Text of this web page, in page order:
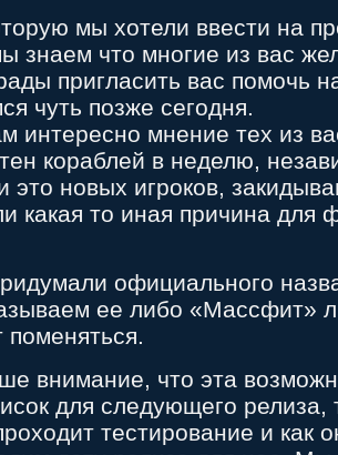
мы хотели ввести на
знаем что многие из вас
пригласить вас помочь
чуть позже сегодня.
интересно мнение тех из
кораблей в неделю,
это новых игроков,
какая то иная причина для
официального
ее либо «Массфит»
поменяться.
внимание, что эта
для следующего релиза,
тестирование и как